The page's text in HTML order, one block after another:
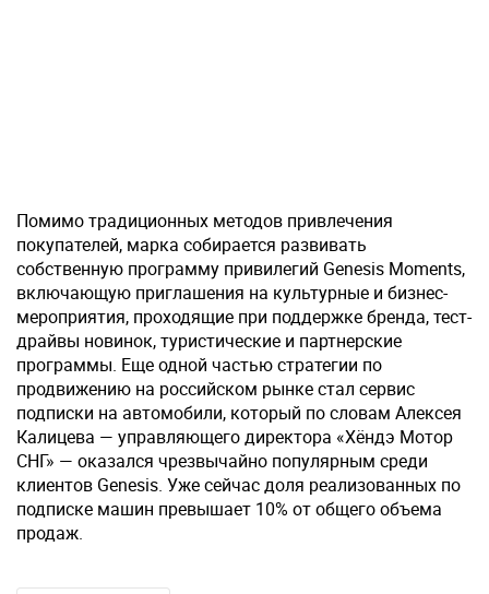
Помимо традиционных методов привлечения
покупателей, марка собирается развивать
собственную программу привилегий Genesis Moments,
включающую приглашения на культурные и бизнес-
мероприятия, проходящие при поддержке бренда, тест-
драйвы новинок, туристические и партнерские
программы. Еще одной частью стратегии по
продвижению на российском рынке стал сервис
подписки на автомобили, который по словам Алексея
Калицева — управляющего директора «Хёндэ Мотор
СНГ» — оказался чрезвычайно популярным среди
клиентов Genesis. Уже сейчас доля реализованных по
подписке машин превышает 10% от общего объема
продаж.